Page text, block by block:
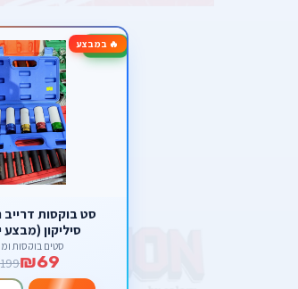
🔥 במבצע-65%
סט בוקסות דרייב
סיליקון (מבצע
סטים בוקסות
₪69